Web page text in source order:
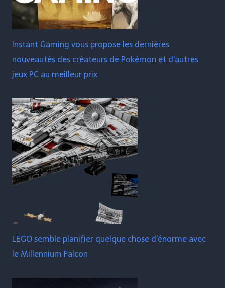
Instant Gaming vous propose les dernières
nouveautés des créateurs de Pokémon et d'autres
jeux PC au meilleur prix
LEGO semble planifier quelque chose d'énorme avec
le Millennium Falcon